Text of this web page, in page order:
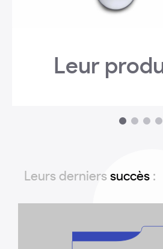
Leur
1 2 3 4
Leurs derniers succès :